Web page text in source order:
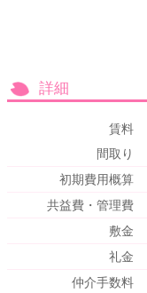
詳細
賃料
間取り
初期費用概算
共益費・管理費
敷金
礼金
仲介手数料